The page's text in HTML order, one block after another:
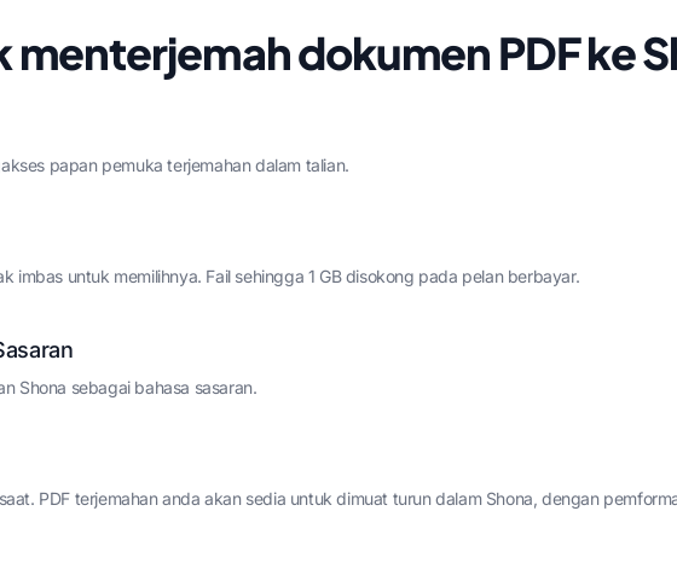
menterjemah dokumen PDF ke
papan pemuka terjemahan dalam talian.
imbas untuk memilihnya. Fail sehingga 1 GB disokong pada pelan berbayar.
Shona sebagai bahasa sasaran.
PDF terjemahan anda akan sedia untuk dimuat turun dalam Shona, dengan